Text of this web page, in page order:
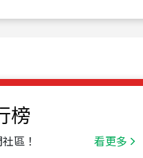
榜
區！ 看更多